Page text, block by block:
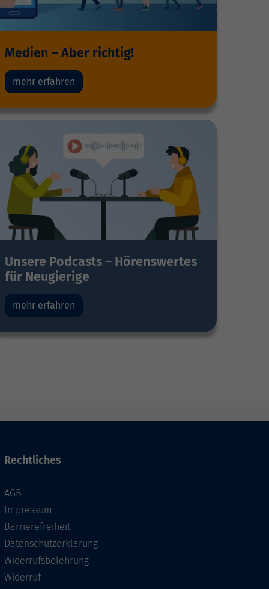
Medien – Aber richtig!
mehr erfahren
Unsere Podcasts – Hörenswertes
für Neugierige
mehr erfahren
Rechtliches
AGB
Impressum
Barrierefreiheit
Datenschutzerklärung
Widerrufsbelehrung
Widerruf